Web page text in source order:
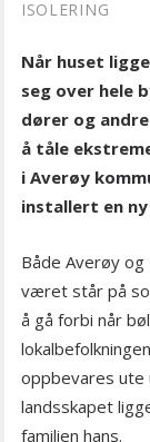
ISOLERING
Når huset
seg over hele
dører og
å tåle
i Averøy
installert en
Både Averøy
været står på
å gå forbi når
oppbevares
landsskapet
familien hans.